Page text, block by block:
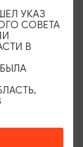
УКАЗ
СОВЕТА
В